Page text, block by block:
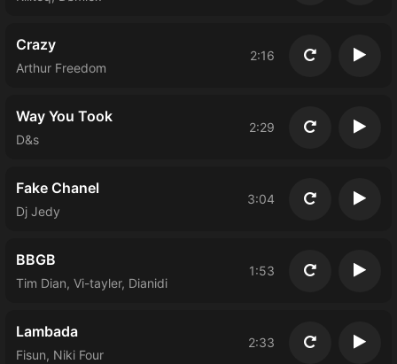
Crazy
Arthur Freedom
2:16 Повторить
Way You Took
D&s
2:29 Повторить
Fake Chanel
Dj Jedy
3:04 Повторить
BBGB
Tim Dian, Vi-tayler, Dianidi
1:53 Повторить
Lambada
Fisun, Niki Four
2:33 Повторить